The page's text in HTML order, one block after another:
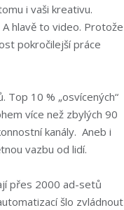
i vaši kreativu.
hlavě to video. Protože
pokročilejší práce
10 % „osvícených“
více než zbylých 90
kanály. Aneb i
vazbu od lidí.
přes 2000 ad-setů
šlo zvládnout